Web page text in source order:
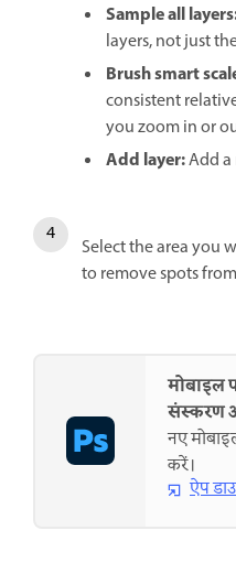
Sample all layers
layers, not just
Brush smart
consistent
you zoom in or
Add layer:Add
Select the area you
to remove spots
मोबाइल
संस्करण
नए
करें।
ऐप